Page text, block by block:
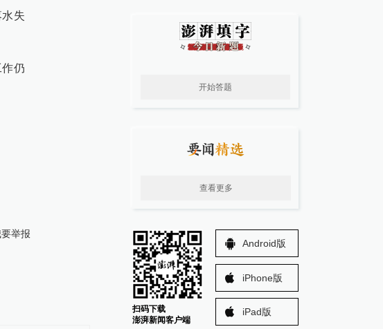
失
仍
举报
开始答题
查看更多
扫码下载
澎湃新闻客户端
Android版
iPhone版
iPad版